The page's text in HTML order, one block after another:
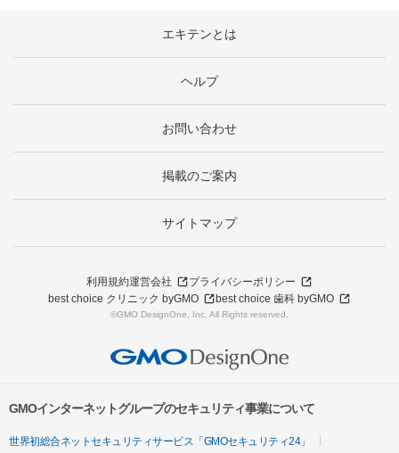
エキテンとは
ヘルプ
お問い合わせ
掲載のご案内
サイトマップ
利用規約運営会社
プライバシーポリシー
best choice クリニック byGMO
best choice 歯科 byGMO
©GMO DesignOne, Inc. All Rights reserved.
GMOインターネットグループのセキュリティ事業について
世界初総合ネットセキュリティサービス「GMOセキュリティ24」